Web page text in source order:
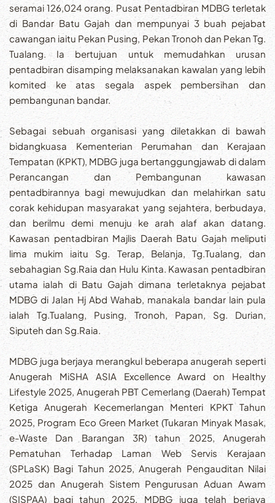
seramai 126,024 orang. Pusat Pentadbiran MDBG terletak
di Bandar Batu Gajah dan mempunyai 3 buah pejabat
cawangan iaitu Pekan Pusing, Pekan Tronoh dan Pekan Tg.
Tualang. Ia bertujuan untuk memudahkan urusan
pentadbiran disamping melaksanakan kawalan yang lebih
komited ke atas segala aspek pembersihan dan
pembangunan bandar.
Sebagai sebuah organisasi yang diletakkan di bawah
bidangkuasa Kementerian Perumahan dan Kerajaan
Tempatan (KPKT), MDBG juga bertanggungjawab di dalam
Perancangan dan Pembangunan kawasan
pentadbirannya bagi mewujudkan dan melahirkan satu
corak kehidupan masyarakat yang sejahtera, berbudaya,
dan berilmu demi menuju ke arah alaf akan datang.
Kawasan pentadbiran Majlis Daerah Batu Gajah meliputi
lima mukim iaitu Sg. Terap, Belanja, Tg.Tualang, dan
sebahagian Sg.Raia dan Hulu Kinta. Kawasan pentadbiran
utama ialah di Batu Gajah dimana terletaknya pejabat
MDBG di Jalan Hj Abd Wahab, manakala bandar lain pula
ialah Tg.Tualang, Pusing, Tronoh, Papan, Sg. Durian,
Siputeh dan Sg.Raia.
MDBG juga berjaya merangkul beberapa anugerah seperti
Anugerah MiSHA ASIA Excellence Award on Healthy
Lifestyle 2025, Anugerah PBT Cemerlang (Daerah) Tempat
Ketiga Anugerah Kecemerlangan Menteri KPKT Tahun
2025, Program Eco Green Market (Tukaran Minyak Masak,
e-Waste Dan Barangan 3R) tahun 2025, Anugerah
Pematuhan Terhadap Laman Web Servis Kerajaan
(SPLaSK) Bagi Tahun 2025, Anugerah Pengauditan Nilai
2025 dan Anugerah Sistem Pengurusan Aduan Awam
(SISPAA) bagi tahun 2025. MDBG juga telah berjaya